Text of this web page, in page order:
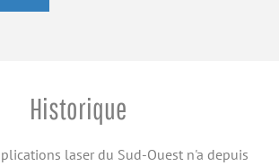
Historique
laser du Sud-Ouest n'a depuis